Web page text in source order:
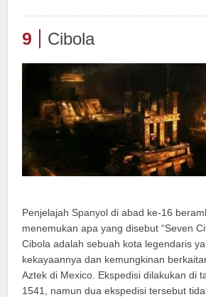
9 Cibola
Penjelajah Spanyol di abad ke-16
menemukan apa yang disebut “Seven
Cibola adalah sebuah kota legendaris
kekayaannya dan kemungkinan
Aztek di Mexico. Ekspedisi dilakukan di
1541, namun dua ekspedisi tersebut